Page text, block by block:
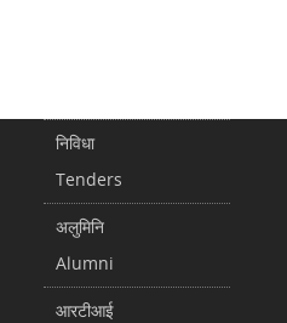
निविधा
Tenders
अलुमिनि
Alumni
आरटीआई